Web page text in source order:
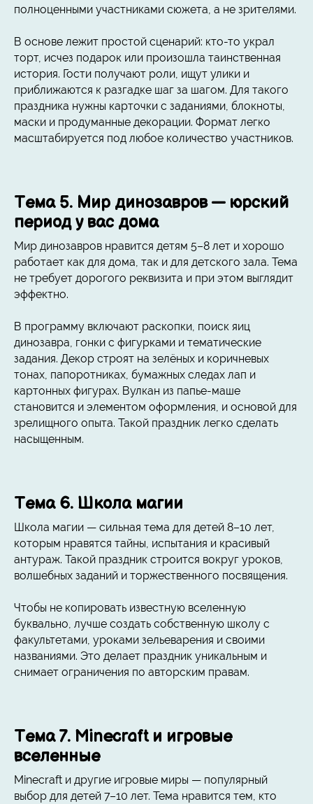
полноценными участниками сюжета, а не зрителями.
В основе лежит простой сценарий: кто-то украл
торт, исчез подарок или произошла таинственная
история. Гости получают роли, ищут улики и
приближаются к разгадке шаг за шагом. Для такого
праздника нужны карточки с заданиями, блокноты,
маски и продуманные декорации. Формат легко
масштабируется под любое количество участников.
Тема 5. Мир динозавров — юрский
период у вас дома
Мир динозавров нравится детям 5–8 лет и хорошо
работает как для дома, так и для детского зала. Тема
не требует дорогого реквизита и при этом выглядит
эффектно.
В программу включают раскопки, поиск яиц
динозавра, гонки с фигурками и тематические
задания. Декор строят на зелёных и коричневых
тонах, папоротниках, бумажных следах лап и
картонных фигурах. Вулкан из папье-маше
становится и элементом оформления, и основой для
зрелищного опыта. Такой праздник легко сделать
насыщенным.
Тема 6. Школа магии
Школа магии — сильная тема для детей 8–10 лет,
которым нравятся тайны, испытания и красивый
антураж. Такой праздник строится вокруг уроков,
волшебных заданий и торжественного посвящения.
Чтобы не копировать известную вселенную
буквально, лучше создать собственную школу с
факультетами, уроками зельеварения и своими
названиями. Это делает праздник уникальным и
снимает ограничения по авторским правам.
Тема 7. Minecraft и игровые
вселенные
Minecraft и другие игровые миры — популярный
выбор для детей 7–10 лет. Тема нравится тем, кто